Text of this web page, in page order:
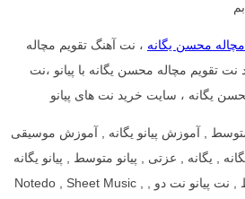
مچاله محسن یگانه ، نت آهنگ تقویم مچاله
نت تقویم مچاله محسن یگانه با پیانو ،نت
یگانه ، سایت خرید نت های پیانو
, آموزش پیانو یگانه , آموزش موسیقی
, یگانه , عزتی , پیانو متوسط , پیانو یگانه
, پیانو عزتی , نت پیانو متوسط , نت پیانو نت دو , Notedo , Sheet Music ,